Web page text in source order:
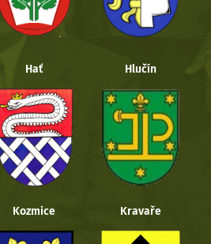
Hať Hlučín
Kozmice Kravaře